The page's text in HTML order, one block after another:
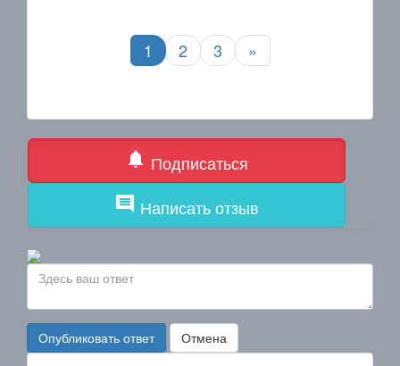
1 2 3 »
notifications Подписаться
comment Написать отзыв
Опубликовать ответ Отмена